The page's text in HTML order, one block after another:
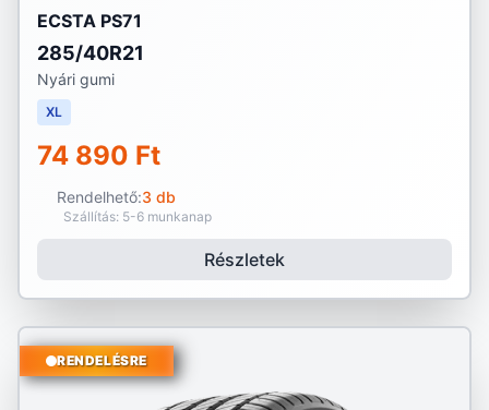
ECSTA PS71
285/40R21
Nyári gumi
XL
74 890 Ft
Rendelhető:3 db
Szállítás: 5-6 munkanap
Részletek
RENDELÉSRE